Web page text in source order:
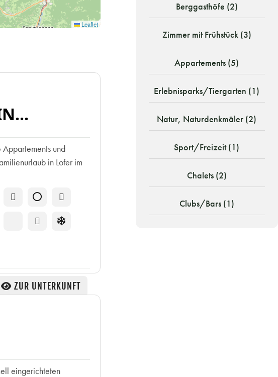
Leaflet
und
in Lofer im
ZUR UNTERKUNFT
eingerichteten
Berggasthöfe (2)
Zimmer mit Frühstück (3)
Appartements (5)
Erlebnisparks/Tiergarten (1)
Natur, Naturdenkmäler (2)
Sport/Freizeit (1)
Chalets (2)
Clubs/Bars (1)